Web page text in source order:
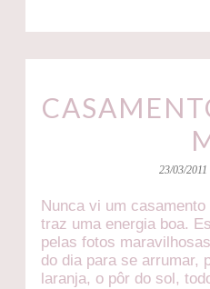
23/03/2011
Nunca vi um
traz uma energia boa.
pelas fotos
do dia para se
laranja, o pôr do sol,